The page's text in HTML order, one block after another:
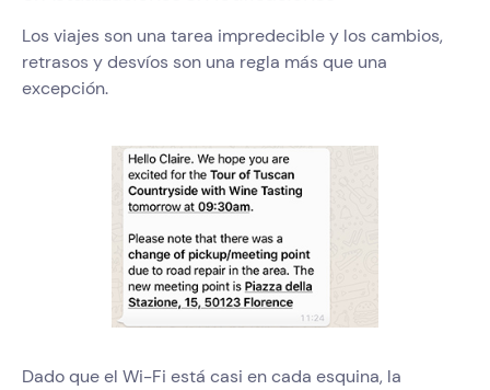
Los viajes son una tarea impredecible y los cambios,
retrasos y desvíos son una regla más que una
excepción.
Dado que el Wi-Fi está casi en cada esquina, la